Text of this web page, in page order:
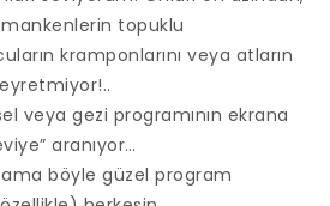
topuklu
kramponlarını veya atların
veya gezi programının ekrana
aranıyor…
böyle güzel program